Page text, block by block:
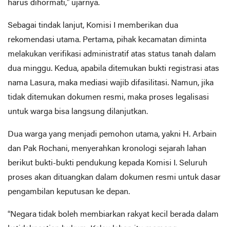
harus dihormati,” ujarnya.
Sebagai tindak lanjut, Komisi I memberikan dua
rekomendasi utama. Pertama, pihak kecamatan diminta
melakukan verifikasi administratif atas status tanah dalam
dua minggu. Kedua, apabila ditemukan bukti registrasi atas
nama Lasura, maka mediasi wajib difasilitasi. Namun, jika
tidak ditemukan dokumen resmi, maka proses legalisasi
untuk warga bisa langsung dilanjutkan.
Dua warga yang menjadi pemohon utama, yakni H. Arbain
dan Pak Rochani, menyerahkan kronologi sejarah lahan
berikut bukti-bukti pendukung kepada Komisi I. Seluruh
proses akan dituangkan dalam dokumen resmi untuk dasar
pengambilan keputusan ke depan.
“Negara tidak boleh membiarkan rakyat kecil berada dalam